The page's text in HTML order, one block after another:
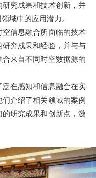
究成果和技术创新，并
域中的应用潜力。
信息融合所面临的技术
究成果和经验，并与与
来自不同时空数据源的
在感知和信息融合在实
介绍了相关领域的案例
研究成果和创新点，激